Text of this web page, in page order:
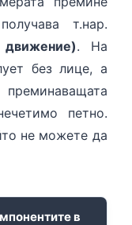
т.нар.
. На
без лице, а
петно.
не можете да
в